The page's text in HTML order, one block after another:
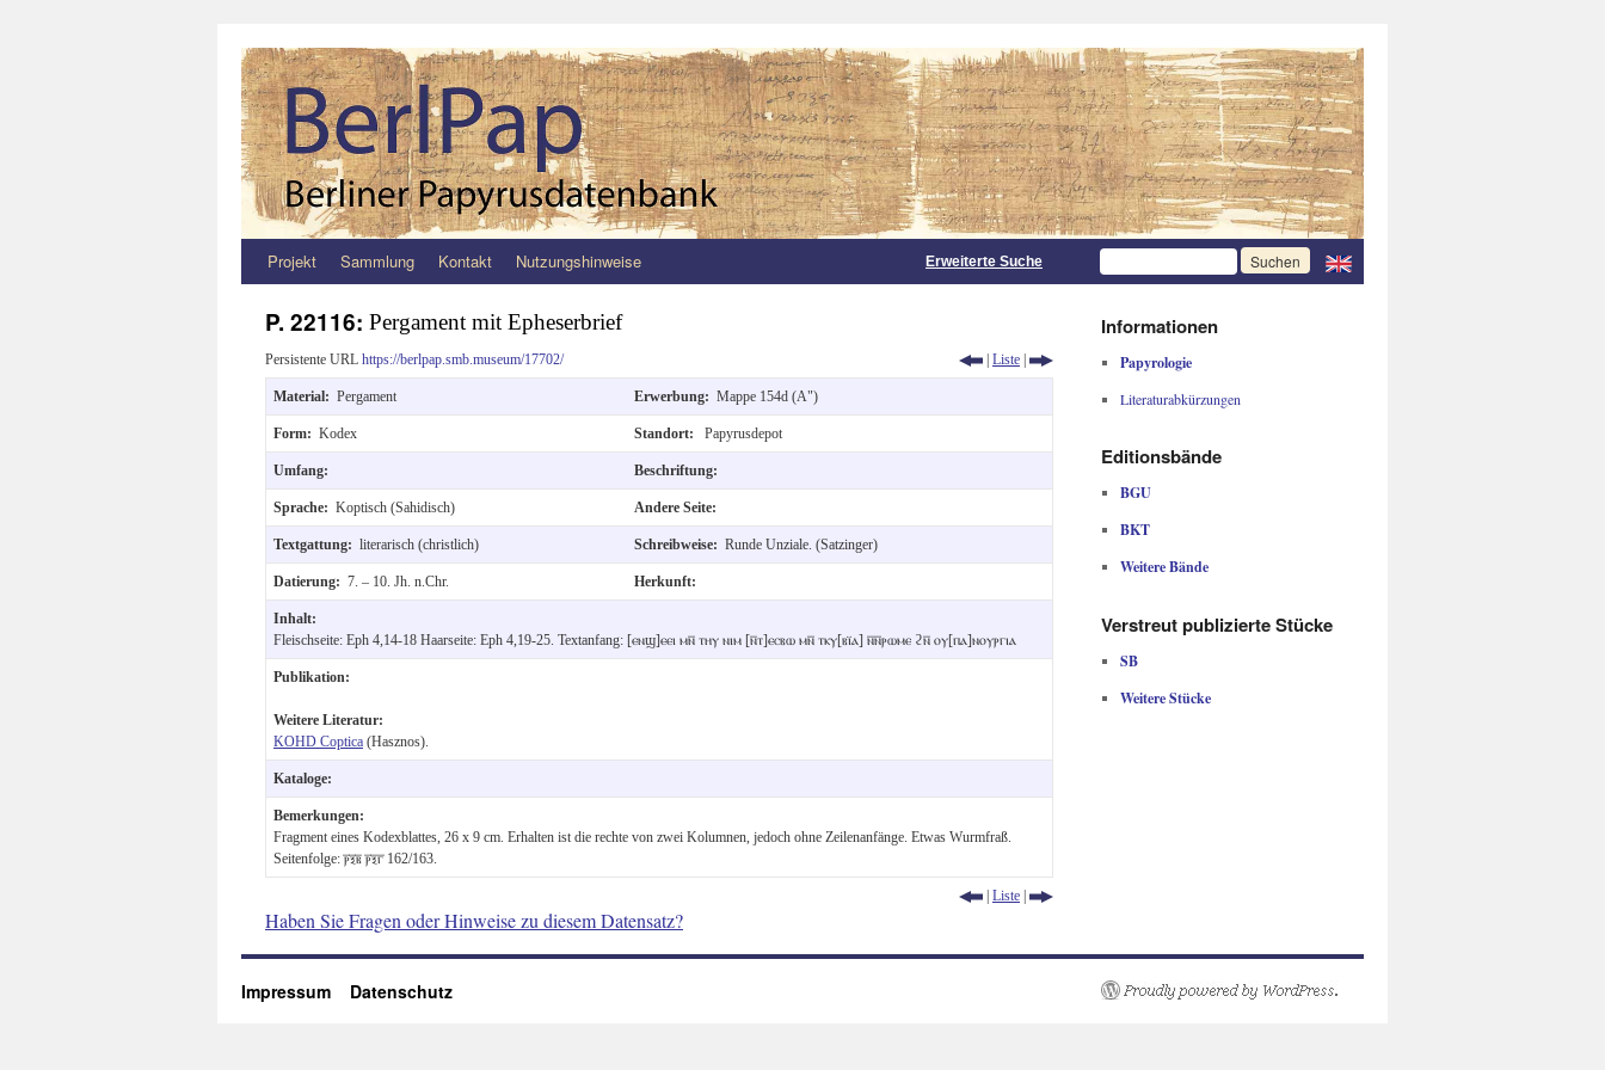
Zum
springen
Projekt Sammlung Kontakt Nutzungshinweise Erweiterte Suche
P. 22116: Pergament mit Epheserbrief
Persistente URL https://berlpap.smb.museum/17702/ | Liste |
Material: Pergament Erwerbung: Mappe 154d (A")
Form: Kodex Standort: Papyrusdepot
Umfang: Beschriftung:
Sprache: Koptisch (Sahidisch) Andere Seite:
Textgattung: literarisch (christlich) Schreibweise: Runde Unziale. (Satzinger)
Datierung: 7. – 10. Jh. n.Chr. Herkunft:
Inhalt:
Fleischseite: Eph 4,14-18 Haarseite: Eph 4,19-25. Textanfang: [ⲉⲛϣ]ⲉⲉⲓ ⲙⲛ︦ ⲧⲏⲩ ⲛⲓⲙ [ⲛ︦ⲧ]ⲉⲥⲃⲱ ⲙⲛ︦ ⲧⲕⲩ[ⲃⲓ̈ⲁ] ⲛ︦ⲛ︦ⲣⲱⲙⲉ ϩⲛ︦ ⲟⲩ[ⲡⲁ]ⲛⲟⲩⲣⲅⲓⲁ
Publikation:
Weitere Literatur:
KOHD Coptica (Hasznos).
Kataloge:
Bemerkungen:
Fragment eines Kodexblattes, 26 x 9 cm. Erhalten ist die rechte von zwei Kolumnen, jedoch ohne Zeilenanfänge. Etwas Wurmfraß.
Seitenfolge: ⲣ︦ⲝ︦ⲃ︦ ⲣ︦ⲝ︦ⲅ︦ 162/163.
| Liste |
Haben Sie Fragen oder Hinweise zu diesem Datensatz?
Informationen
Papyrologie
Literaturabkürzungen
Editionsbände
BGU
BKT
Weitere Bände
Verstreut publizierte Stücke
SB
Weitere Stücke
Impressum Datenschutz